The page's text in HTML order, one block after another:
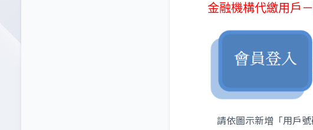
金融機構代繳用戶
請依圖示新增「用戶